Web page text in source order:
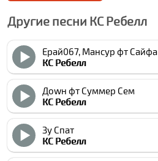
Другие песни КC Ребелл
Ерай067, Мансур фт Сайфа
КC Ребелл
Доwн фт Суммер Cем
КC Ребелл
Зу Спат
КC Ребелл